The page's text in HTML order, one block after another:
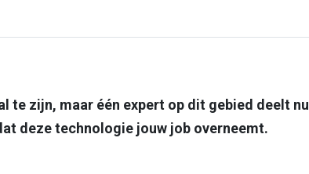
zijn, maar één expert op dit gebied deelt nu
deze technologie jouw job overneemt.